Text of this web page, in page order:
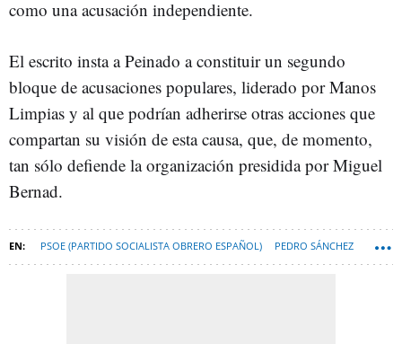
como una acusación independiente.
El escrito insta a Peinado a constituir un segundo
bloque de acusaciones populares, liderado por Manos
Limpias y al que podrían adherirse otras acciones que
compartan su visión de esta causa, que, de momento,
tan sólo defiende la organización presidida por Miguel
Bernad.
PSOE (PARTIDO SOCIALISTA OBRERO ESPAÑOL) PEDRO SÁNCHEZ